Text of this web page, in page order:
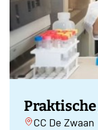
Praktische
CC De Zwaan